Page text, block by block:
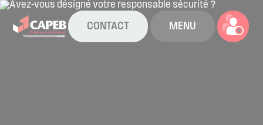
CONTACT MENU